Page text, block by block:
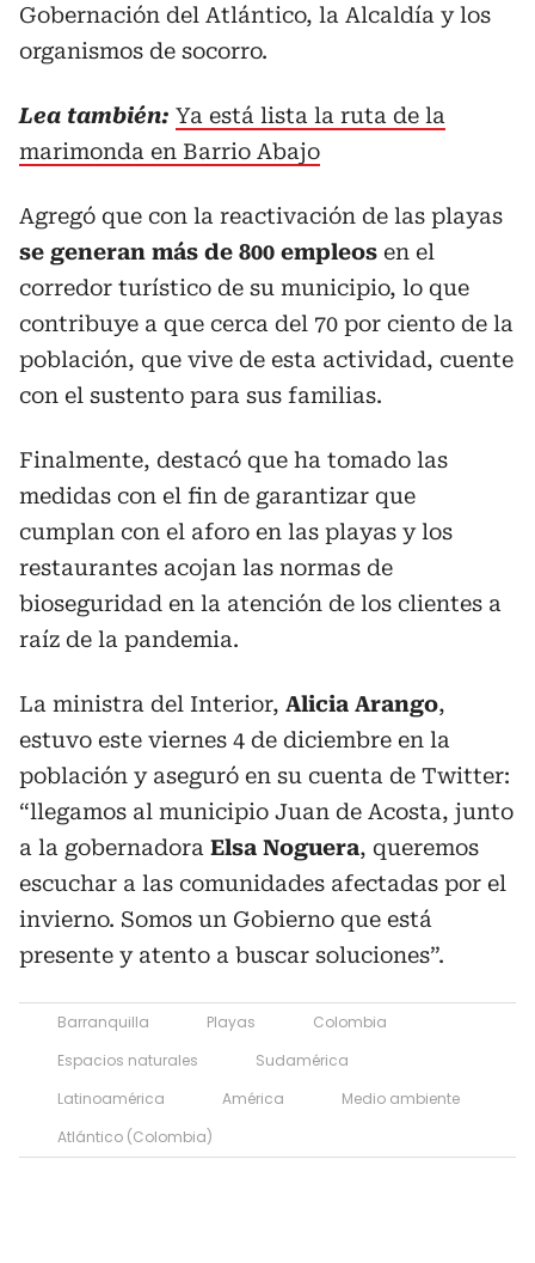
Gobernación del Atlántico, la Alcaldía y los
organismos de socorro.
Lea también: Ya está lista la ruta de la
marimonda en Barrio Abajo
Agregó que con la reactivación de las playas
se generan más de 800 empleos en el
corredor turístico de su municipio, lo que
contribuye a que cerca del 70 por ciento de la
población, que vive de esta actividad, cuente
con el sustento para sus familias.
Finalmente, destacó que ha tomado las
medidas con el fin de garantizar que
cumplan con el aforo en las playas y los
restaurantes acojan las normas de
bioseguridad en la atención de los clientes a
raíz de la pandemia.
La ministra del Interior, Alicia Arango,
estuvo este viernes 4 de diciembre en la
población y aseguró en su cuenta de Twitter:
“llegamos al municipio Juan de Acosta, junto
a la gobernadora Elsa Noguera, queremos
escuchar a las comunidades afectadas por el
invierno. Somos un Gobierno que está
presente y atento a buscar soluciones”.
Barranquilla Playas
Colombia
Espacios naturales
Sudamérica
Latinoamérica
América
Medio ambiente
Atlántico (Colombia)